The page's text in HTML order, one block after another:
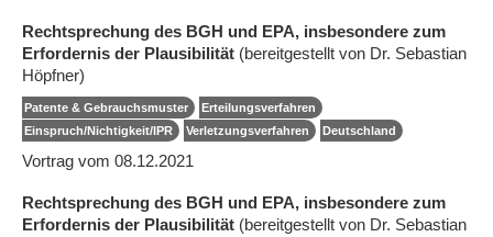
Rechtsprechung des BGH und EPA, insbesondere zum
Erfordernis der Plausibilität (bereitgestellt von Dr. Sebastian
Höpfner)
Patente & Gebrauchsmuster
Erteilungsverfahren
Einspruch/Nichtigkeit/IPR
Verletzungsverfahren Deutschland
Vortrag vom 08.12.2021
Rechtsprechung des BGH und EPA, insbesondere zum
Erfordernis der Plausibilität (bereitgestellt von Dr. Sebastian